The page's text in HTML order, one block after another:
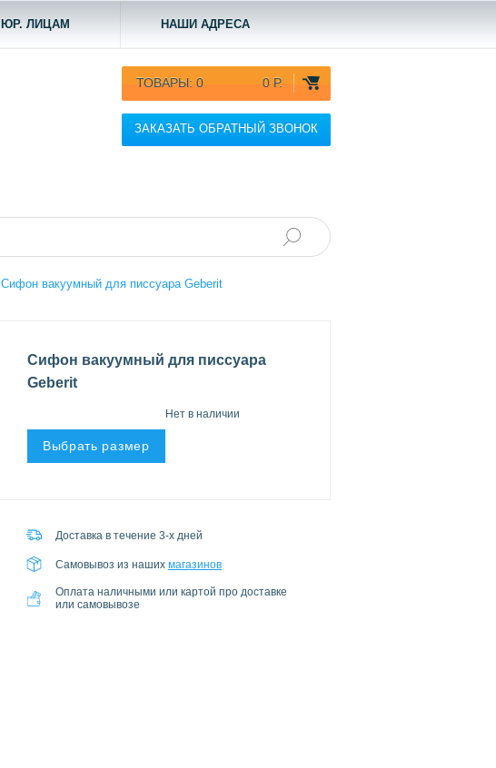
ЮР. ЛИЦАМ НАШИ АДРЕСА
ТОВАРЫ: 0 0 Р.
ЗАКАЗАТЬ ОБРАТНЫЙ ЗВОНОК
Сифон вакуумный для писсуара Geberit
Сифон вакуумный для писсуара
Geberit
Нет в наличии
Выбрать размер
Доставка в течение 3-х дней
Самовывоз из наших магазинов
Оплата наличными или картой про доставке
или самовывозе